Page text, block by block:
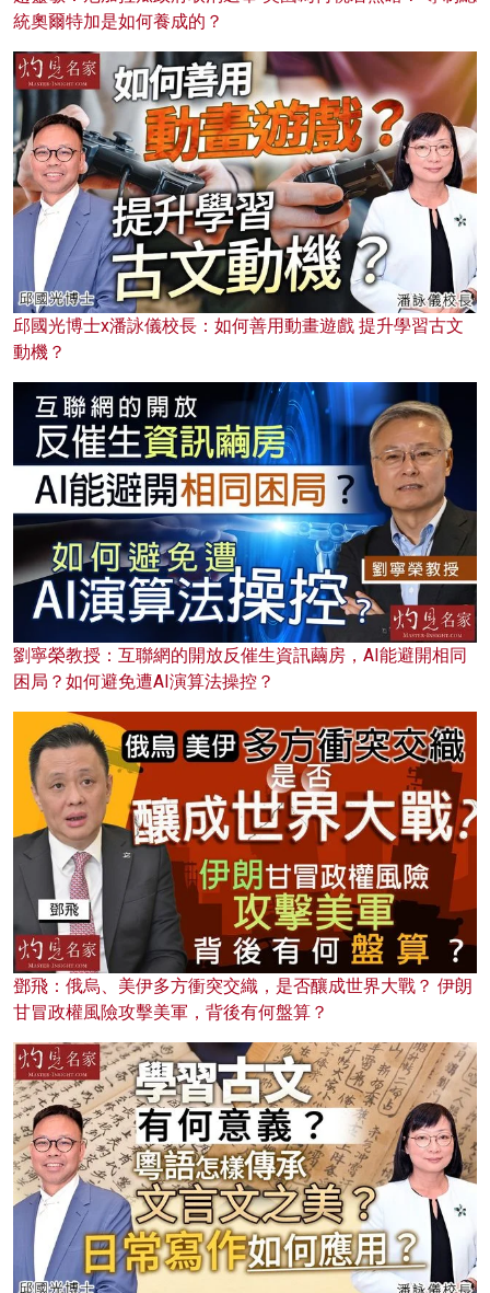
統奧爾特加是如何養成的？
邱國光博士x潘詠儀校長：如何善用動畫遊戲 提升學習古文
動機？
劉寧榮教授：互聯網的開放反催生資訊繭房，AI能避開相同
困局？如何避免遭AI演算法操控？
鄧飛：俄烏、美伊多方衝突交織，是否釀成世界大戰？ 伊朗
甘冒政權風險攻擊美軍，背後有何盤算？